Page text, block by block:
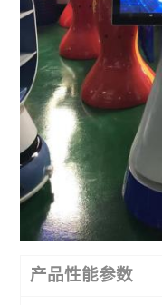
产品性能参数